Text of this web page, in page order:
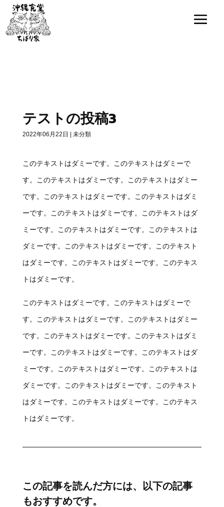
テストの投稿3
2022年06月22日 | 未分類
このテキストはダミーです。このテキストはダミーで
す。このテキストはダミーです。このテキストはダミー
です。このテキストはダミーです。このテキストはダミ
ーです。このテキストはダミーです。このテキストはダ
ミーです。このテキストはダミーです。このテキストは
ダミーです。このテキストはダミーです。このテキスト
はダミーです。このテキストはダミーです。このテキス
トはダミーです。
このテキストはダミーです。このテキストはダミーで
す。このテキストはダミーです。このテキストはダミー
です。このテキストはダミーです。このテキストはダミ
ーです。このテキストはダミーです。このテキストはダ
ミーです。このテキストはダミーです。このテキストは
ダミーです。このテキストはダミーです。このテキスト
はダミーです。このテキストはダミーです。このテキス
トはダミーです。
この記事を読んだ方には、以下の記事
もおすすめです。